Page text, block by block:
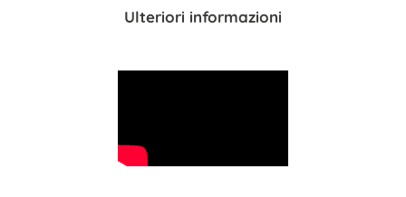
Ulteriori informazioni